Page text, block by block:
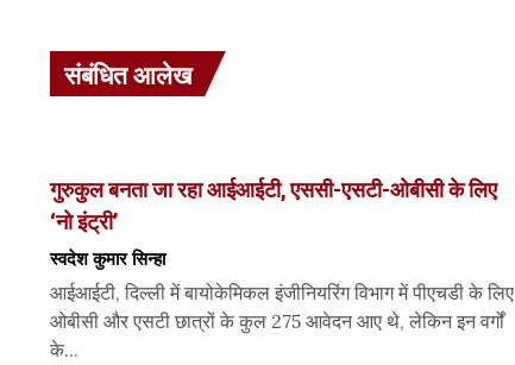
संबंधित आलेख
गुरुकुल बनता जा रहा आईआईटी, एससी-एसटी-ओबीसी के लिए
‘नो इंट्री’
स्वदेश कुमार सिन्हा
आईआईटी, दिल्ली में बायोकेमिकल इंजीनियरिंग विभाग में पीएचडी के लिए
ओबीसी और एसटी छात्रों के कुल 275 आवेदन आए थे, लेकिन इन वर्गों
के...